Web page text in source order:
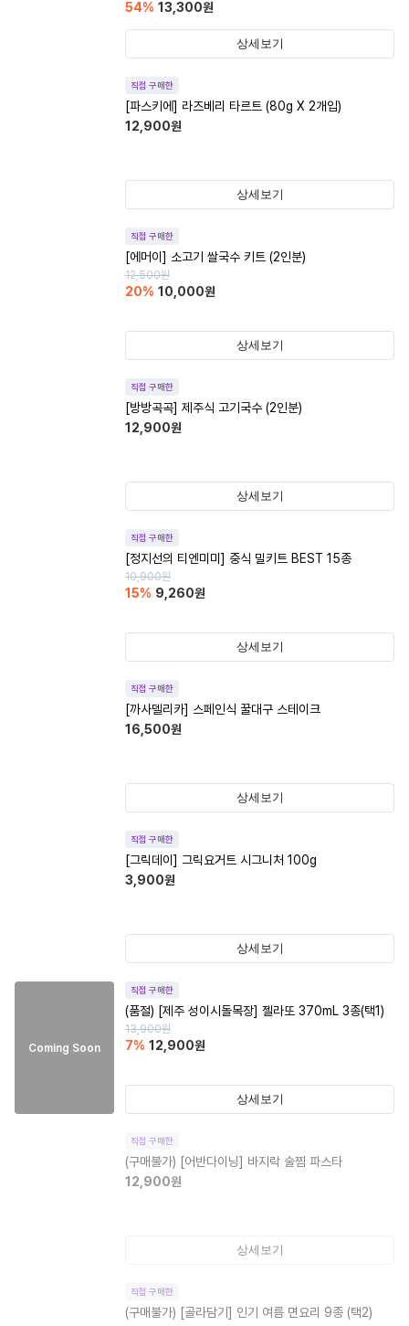
54% 13,300원
상세보기
직접 구매한
[파스키에] 라즈베리 타르트 (80g X 2개입)
12,900원
상세보기
직접 구매한
[에머이] 소고기 쌀국수 키트 (2인분)
12,500원
20% 10,000원
상세보기
직접 구매한
[방방곡곡] 제주식 고기국수 (2인분)
12,900원
상세보기
직접 구매한
[정지선의 티엔미미] 중식 밀키트 BEST 15종
10,900원
15% 9,260원
상세보기
직접 구매한
[까사델리카] 스페인식 꿀대구 스테이크
16,500원
상세보기
직접 구매한
[그릭데이] 그릭요거트 시그니처 100g
3,900원
상세보기
Coming Soon
직접 구매한
(품절) [제주 성이시돌목장] 젤라또 370mL 3종(택1)
13,900원
7% 12,900원
상세보기
직접 구매한
(구매불가) [어반다이닝] 바지락 술찜 파스타
12,900원
상세보기
직접 구매한
(구매불가) [골라담기] 인기 여름 면요리 9종 (택2)